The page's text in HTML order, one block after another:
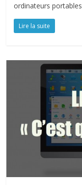
ordinateurs portables
Lire la suite